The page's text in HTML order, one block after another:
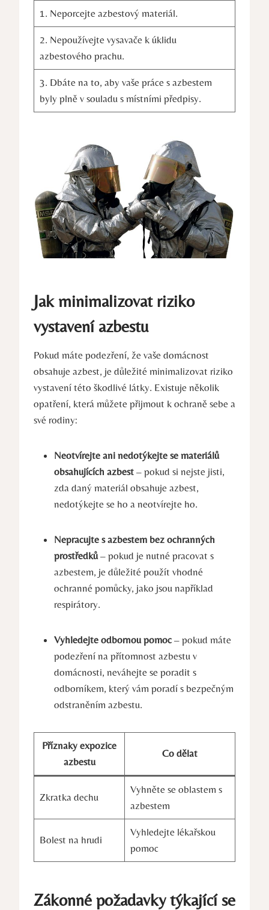
1. ⁤Neporcejte azbestový materiál.
2. Nepoužívejte vysavače k úklidu
azbestového prachu.
3. ⁢Dbáte⁣ na to, aby vaše práce s azbestem
byly plně v souladu s místními předpisy.
Jak minimalizovat riziko
vystavení azbestu
Pokud máte podezření, že vaše domácnost
obsahuje azbest, je důležité minimalizovat riziko
vystavení této škodlivé ⁣látky. Existuje několik
opatření, která můžete přijmout k ochraně sebe a
své rodiny:
Neotvírejte ani⁤ nedotýkejte se‍ materiálů
obsahujících azbest – pokud si nejste jisti,
zda daný​ materiál obsahuje azbest,
nedotýkejte se ho a neotvírejte ho.
Nepracujte s azbestem bez ochranných
prostředků – pokud je nutné pracovat s
azbestem, je​ důležité‌ použít vhodné
ochranné pomůcky, jako jsou například
respirátory.
Vyhledejte​ odbornou pomoc – pokud máte
podezření‍ na přítomnost azbestu v
domácnosti, neváhejte se ‌poradit ‌s
odborníkem, ⁣který vám⁢ poradí s bezpečným
odstraněním azbestu.
Příznaky expozice
azbestu
Co‌ dělat
Zkratka⁤ dechu
Vyhněte ‌se​ oblastem s
azbestem
Bolest na hrudi
Vyhledejte lékařskou
pomoc
Zákonné‌ požadavky týkající se